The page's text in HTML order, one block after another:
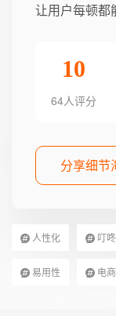
让用户每顿都
10
64人评分
分享细节
人性化 叮
易用性 电商